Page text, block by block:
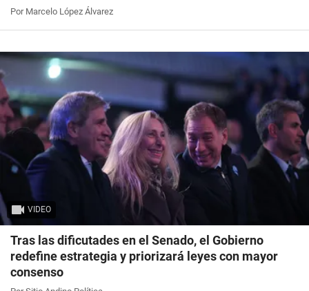
Por Marcelo López Álvarez
VIDEO
Tras las dificutades en el Senado, el Gobierno
redefine estrategia y priorizará leyes con mayor
consenso